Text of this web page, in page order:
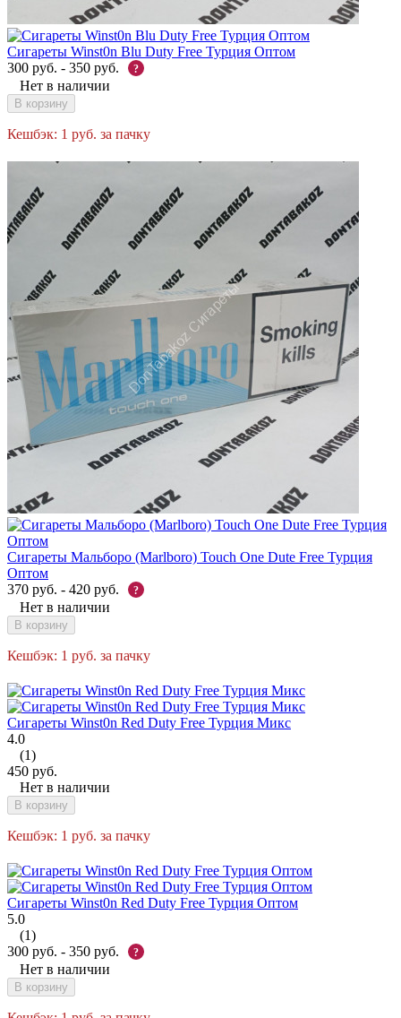
Сигареты Winst0n Blu Duty Free Турция Оптом
300 руб. - 350 руб. ?
Нет в наличии
В корзину
Кешбэк: 1 руб. за пачку
Сигареты Мальборо (Marlboro) Touch One Dute Free Турция
Оптом
370 руб. - 420 руб. ?
Нет в наличии
В корзину
Кешбэк: 1 руб. за пачку
Сигареты Winst0n Red Duty Free Турция Микс
4.0
(1)
450 руб.
Нет в наличии
В корзину
Кешбэк: 1 руб. за пачку
Сигареты Winst0n Red Duty Free Турция Оптом
5.0
(1)
300 руб. - 350 руб. ?
Нет в наличии
В корзину